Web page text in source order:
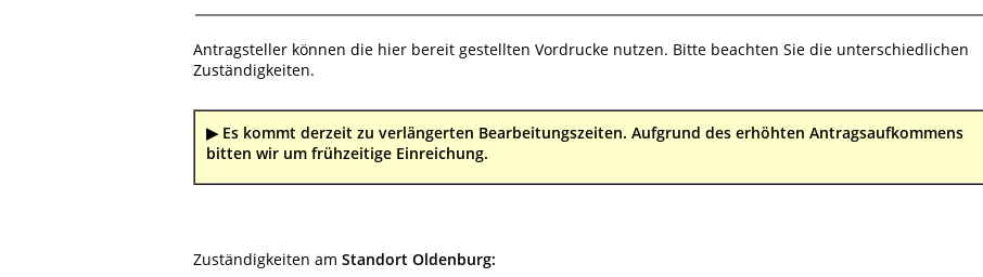
Antragsteller können die hier bereit gestellten Vordrucke nutzen. Bitte beachten Sie die unterschiedlichen
Zuständigkeiten.
▶ Es kommt derzeit zu verlängerten Bearbeitungszeiten. Aufgrund des erhöhten Antragsaufkommens
bitten wir um frühzeitige Einreichung.
Zuständigkeiten am Standort Oldenburg: